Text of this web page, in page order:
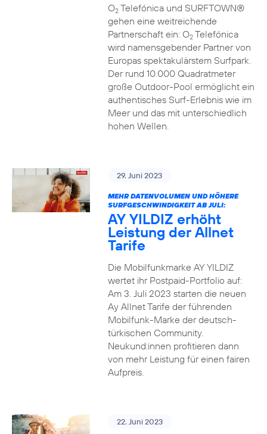
O2Telefónica und SURFTOWN®
gehen eine weitreichende
Partnerschaft ein: O2Telefónica
wird namensgebender Partner von
Europas spektakulärstem Surfpark.
Der rund 10.000 Quadratmeter
große Outdoor-Pool ermöglicht ein
authentisches Surf-Erlebnis wie im
Meer und das mit unterschiedlich
hohen Wellen.
29. Juni 2023
MEHR DATENVOLUMEN UND HÖHERE
SURFGESCHWINDIGKEIT AB JULI:
AY YILDIZ erhöht
Leistung der Allnet
Tarife
Die Mobilfunkmarke AY YILDIZ
wertet ihr Postpaid-Portfolio auf:
Am 3. Juli 2023 starten die neuen
Ay Allnet Tarife der führenden
Mobilfunk-Marke der deutsch-
türkischen Community.
Neukund:innen profitieren dann
von mehr Leistung für einen fairen
Aufpreis.
22. Juni 2023